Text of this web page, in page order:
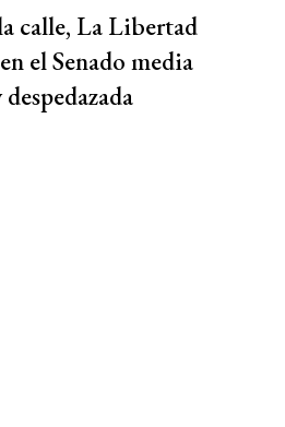
calle, La Libertad
el Senado media